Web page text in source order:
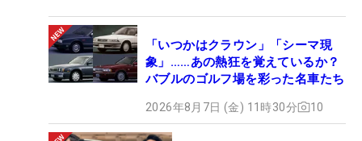
「いつかはクラウン」「シーマ現
象」……あの熱狂を覚えているか？
バブルのゴルフ場を彩った名車たち
2026年8月7日 (金) 11時30分 10